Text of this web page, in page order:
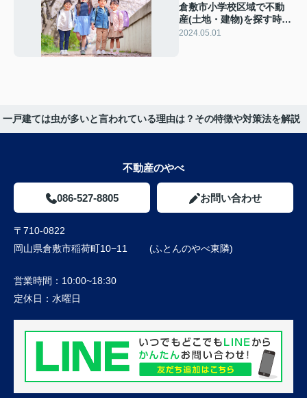
倉敷市小学校区域で不動
産(土地・建物)を探す時の
参考にご使用下さい
2024.05.01
一戸建ては虫が多いと言われている理由は？その特徴や対策法を解説
不動産のやべ
086-527-8805 お問い合わせ
〒710-0822
岡山県倉敷市稲荷町10−11 (ふとんのやべ東隣)
営業時間： 10:00~18:30
定休日： 水曜日